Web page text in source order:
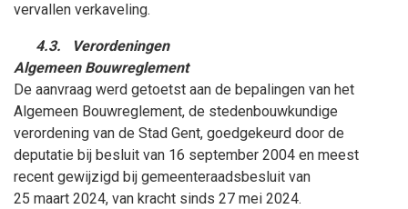
vervallen verkaveling.
4.3.
Verordeningen
Algemeen Bouwreglement
De aanvraag werd getoetst aan de bepalingen van het
Algemeen Bouwreglement, de stedenbouwkundige
verordening van de Stad Gent, goedgekeurd door de
deputatie bij besluit van 16 september 2004 en meest
recent gewijzigd bij gemeenteraadsbesluit van
25 maart 2024, van kracht sinds 27 mei 2024.